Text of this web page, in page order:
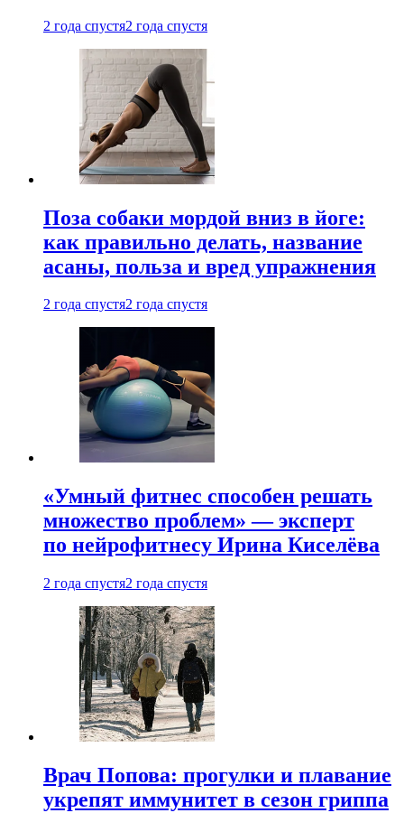
2 года спустя2 года спустя
Поза собаки мордой вниз в йоге:
как правильно делать, название
асаны, польза и вред упражнения
2 года спустя2 года спустя
«Умный фитнес способен решать
множество проблем» — эксперт
по нейрофитнесу Ирина Киселёва
2 года спустя2 года спустя
Врач Попова: прогулки и плавание
укрепят иммунитет в сезон гриппа